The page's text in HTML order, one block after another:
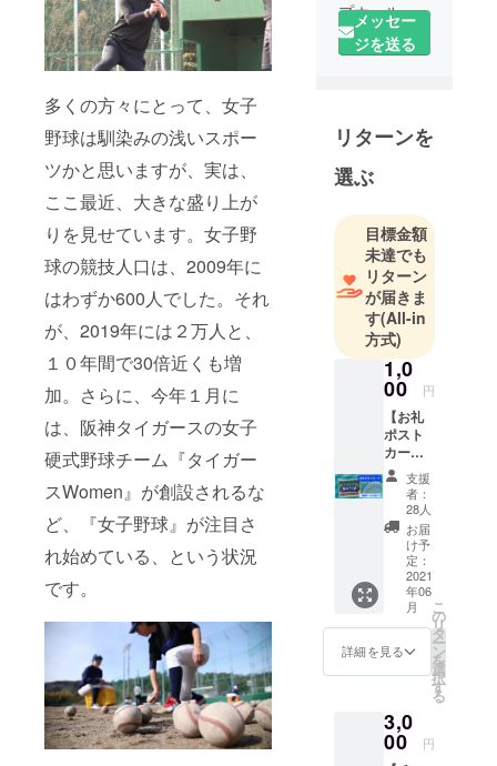
多くの方々にとって、女子
野球は馴染みの浅いスポー
ツかと思いますが、実は、
ここ最近、大きな盛り上が
りを見せています。女子野
球の競技人口は、2009年に
はわずか600人でした。それ
が、2019年には２万人と、
１０年間で30倍近くも増
加。さらに、今年１月に
は、阪神タイガースの女子
硬式野球チーム『タイガー
スWomen』が創設されるな
ど、『女子野球』が注目さ
れ始めている、という状況
です。
プホール
ディングス
と共に、若
マイナース
なる普及を
「Cheerding
（チアディ
ング）」プ
ロジェクト
を実施して
います。
Cheerdingプ
ロジェクト
とは、普段
観戦する機
会の少ない
スポーツ
や、若手ア
スリートの
応援を通し
て、その想
いや声援 を
選手やチー
ムに還元す
的に、挑戦
する人を応
メッセー
ジを送る
リターンを
選ぶ
目標金額
未達でも
リターン
が届きま
す(All-in
方式)
1,0
00 円
【お礼
ポスト
カード
セッ
ト】 ◎
お礼ポ
スト
カード
・ク
ラウド
ファン
ディン
グ限定
商品
・
チーム
メッ
セージ
は印刷
支援
者：
28人
お届
け予
定：
2021
年06
月
詳細を見る
こ
の
リ
タ
ー
ン
を
選
択
す
る
3,0
00 円